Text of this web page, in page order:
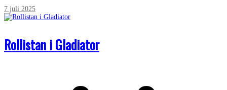
7 juli 2025
Rollistan i Gladiator